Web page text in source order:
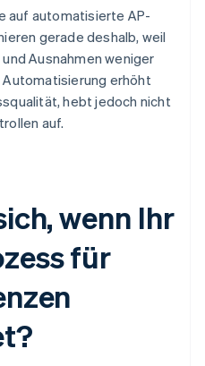
auf automatisierte AP-
gerade deshalb, weil
Ausnahmen weniger
erhöht
hebt jedoch nicht
auf.
wenn Ihr
für